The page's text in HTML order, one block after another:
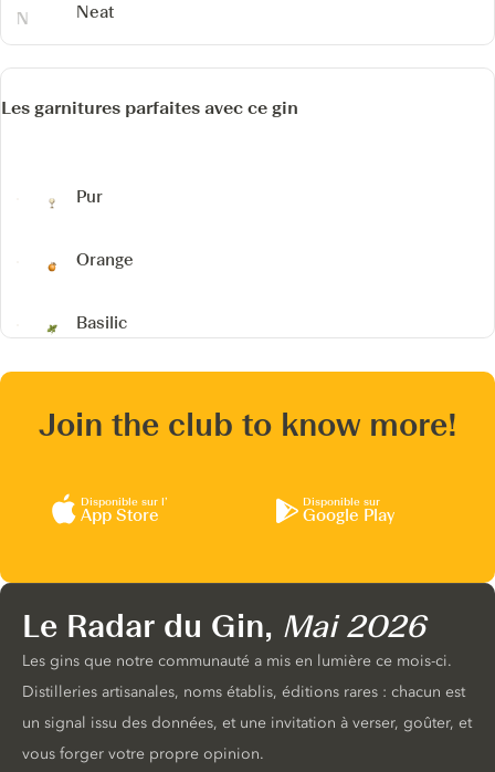
Neat
Les garnitures parfaites avec ce gin
Pur
Orange
Basilic
Join the club to know more!
Disponible sur l’
App Store
Disponible sur
Google Play
Le Radar du Gin, Mai 2026
Les gins que notre communauté a mis en lumière ce mois-ci.
Distilleries artisanales, noms établis, éditions rares : chacun est
un signal issu des données, et une invitation à verser, goûter, et
vous forger votre propre opinion.